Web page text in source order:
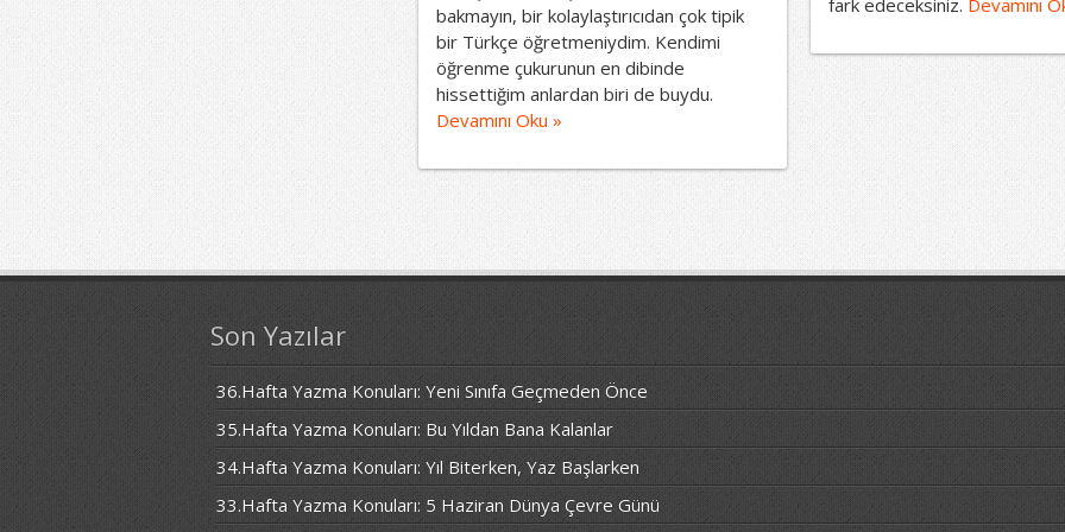
bakmayın, bir kolaylaştırıcıdan çok tipik
bir Türkçe öğretmeniydim. Kendimi
öğrenme çukurunun en dibinde
hissettiğim anlardan biri de buydu.
Devamını Oku »
fark edeceksiniz. Devamını
Son Yazılar
36.Hafta Yazma Konuları: Yeni Sınıfa Geçmeden Önce
35.Hafta Yazma Konuları: Bu Yıldan Bana Kalanlar
34.Hafta Yazma Konuları: Yıl Biterken, Yaz Başlarken
33.Hafta Yazma Konuları: 5 Haziran Dünya Çevre Günü